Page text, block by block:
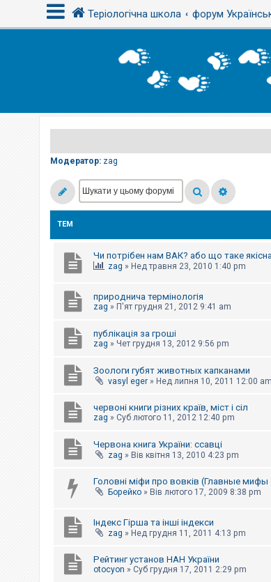
Теріологічна школа форум
Модератор: zag
ТЕМ
Чи потрібен нам ВАК? або що таке
zag » Нед травня 23, 2010 1:40 pm
природнича термінологія
zag » П'ят грудня 21, 2012 9:41 am
публікація за гроші
zag » Чет грудня 13, 2012 9:56 pm
Зоологи губят животных капканами
vasyl eger » Нед липня 10, 2011 12:00 am
червоні книги різних країв, міст і сіл
zag » Суб лютого 11, 2012 12:40 pm
Червона книга України: ссавці
zag » Вів квітня 13, 2010 4:23 pm
Головні міфи про вовків (Главные мифы
Борейко » Вів лютого 17, 2009 8:38 pm
Індекс Гірша та інші індекси
zag » Нед грудня 11, 2011 4:13 pm
Рейтинг установ НАН України
otocyon » Суб грудня 17, 2011 2:29 pm